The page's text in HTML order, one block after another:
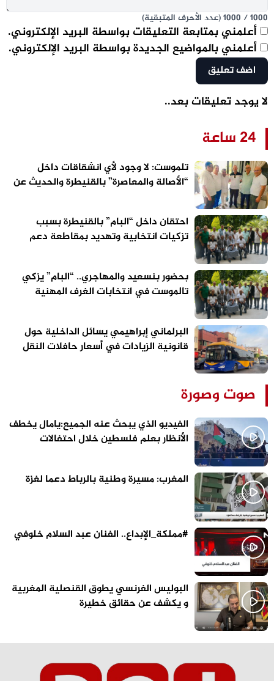
1000
/
1000(عدد الأحرف المتبقية)
أعلمني بمتابعة التعليقات بواسطة البريد الإلكتروني.
أعلمني بالمواضيع الجديدة بواسطة البريد الإلكتروني.
لا يوجد تعليقات بعد..
24 ساعة
تلموست: لا وجود لأي انشقاقات داخل
“الأصالة والمعاصرة” بالقنيطرة والحديث عن
احتقان داخل “البام” بالقنيطرة بسبب
تزكيات انتخابية وتهديد بمقاطعة دعم
بحضور بنسعيد والمهاجري.. “البام” يزكي
تالموست في انتخابات الغرف المهنية
البرلماني إبراهيمي يسائل الداخلية حول
قانونية الزيادات في أسعار حافلات النقل
صوت وصورة
الفيديو الذي يبحث عنه الجميع:يامال يخطف
الأنظار بعلم فلسطين خلال احتفالات
المغرب: مسيرة وطنية بالرباط دعما لغزة
#مملكة_الإبداع.. الفنان عبد السلام خلوفي
البوليس الفرنسي يطوق القنصلية المغربية
و يكشف عن حقائق خطيرة